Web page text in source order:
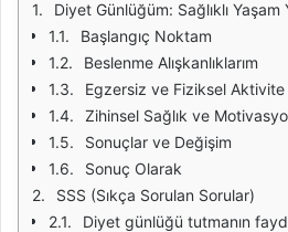
Diyet Günlüğüm: Sağlıklı Yaşam
Başlangıç Noktam
Beslenme Alışkanlıklarım
Egzersiz ve Fiziksel Aktivite
Zihinsel Sağlık ve
Sonuçlar ve Değişim
Sonuç Olarak
SSS (Sıkça Sorulan Sorular)
Diyet günlüğü tutmanın